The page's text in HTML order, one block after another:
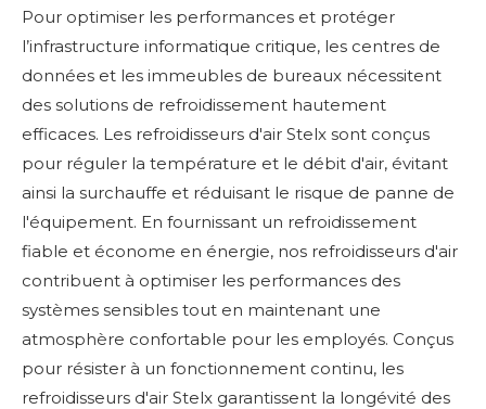
Pour optimiser les performances et protéger
l’infrastructure informatique critique, les centres de
données et les immeubles de bureaux nécessitent
des solutions de refroidissement hautement
efficaces. Les refroidisseurs d'air Stelx sont conçus
pour réguler la température et le débit d'air, évitant
ainsi la surchauffe et réduisant le risque de panne de
l'équipement. En fournissant un refroidissement
fiable et économe en énergie, nos refroidisseurs d'air
contribuent à optimiser les performances des
systèmes sensibles tout en maintenant une
atmosphère confortable pour les employés. Conçus
pour résister à un fonctionnement continu, les
refroidisseurs d'air Stelx garantissent la longévité des